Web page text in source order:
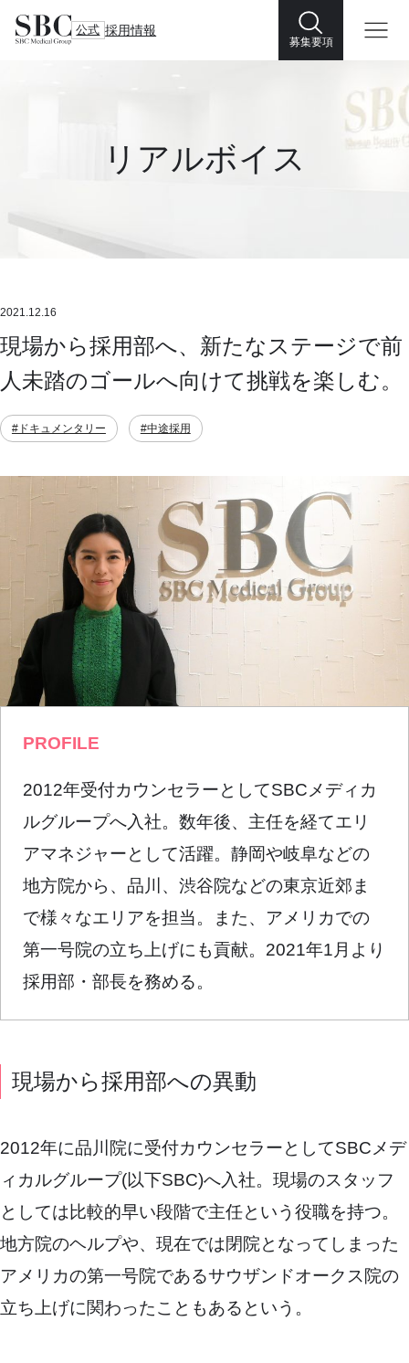
公式 採用情報
募集要項
リアルボイス
2021.12.16
現場から採用部へ、新たなステージで前
人未踏のゴールへ向けて挑戦を楽しむ。
#ドキュメンタリー #中途採用
PROFILE
2012年受付カウンセラーとしてSBCメディカ
ルグループへ入社。数年後、主任を経てエリ
アマネジャーとして活躍。静岡や岐阜などの
地方院から、品川、渋谷院などの東京近郊ま
で様々なエリアを担当。また、アメリカでの
第一号院の立ち上げにも貢献。2021年1月より
採用部・部長を務める。
現場から採用部への異動
2012年に品川院に受付カウンセラーとしてSBCメデ
ィカルグループ(以下SBC)へ入社。現場のスタッフ
としては比較的早い段階で主任という役職を持つ。
地方院のヘルプや、現在では閉院となってしまった
アメリカの第一号院であるサウザンドオークス院の
立ち上げに関わったこともあるという。